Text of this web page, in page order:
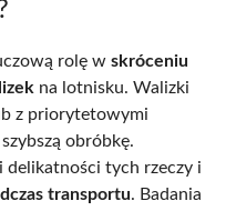
rolę w skróceniu
na lotnisku. Walizki
z priorytetowymi
obróbkę.
delikatności tych rzeczy i
transportu. Badania